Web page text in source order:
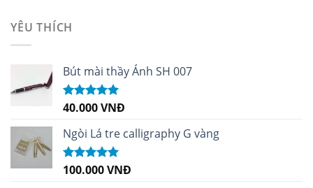
YÊU THÍCH
Bút mài thầy Ánh SH 007
Được xếp
sao
40.000VNĐ
Ngòi Lá tre calligraphy G vàng
Được xếp
100.000VNĐ